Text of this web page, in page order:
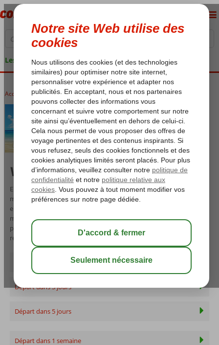
Les garanties de vacances
Accueil Last Minutes
Vacances Last Minute
Envie de partir en last minute ? Chez Corendon, vous trouverez les
meilleures offres de dernière minute vers des destinations
ensoleillées. Partez dans quelques jours à peine — en super last
minute ! Trop rapide ? Pas de souci : la semaine prochaine, c’est
possible aussi. Découvrez vite nos offres last minute à petits prix et
réservez dès maintenant vos vacances de dernière minute !
Départ dans 3 jours
Départ dans 5 jours
Départ dans 1 semaine